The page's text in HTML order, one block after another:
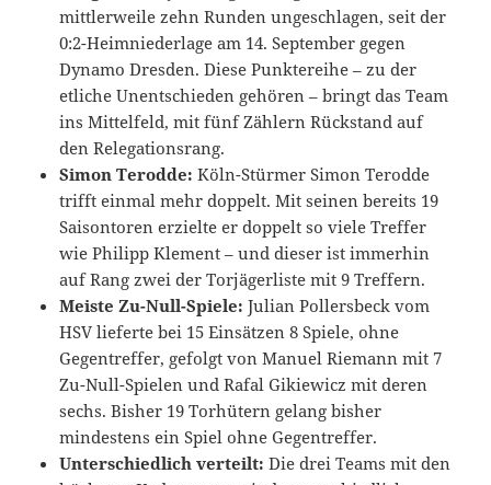
mittlerweile zehn Runden ungeschlagen, seit der
0:2-Heimniederlage am 14. September gegen
Dynamo Dresden. Diese Punktereihe – zu der
etliche Unentschieden gehören – bringt das Team
ins Mittelfeld, mit fünf Zählern Rückstand auf
den Relegationsrang.
Simon Terodde:Köln-Stürmer Simon Terodde
trifft einmal mehr doppelt. Mit seinen bereits 19
Saisontoren erzielte er doppelt so viele Treffer
wie Philipp Klement – und dieser ist immerhin
auf Rang zwei der Torjägerliste mit 9 Treffern.
Meiste Zu-Null-Spiele:Julian Pollersbeck vom
HSV lieferte bei 15 Einsätzen 8 Spiele, ohne
Gegentreffer, gefolgt von Manuel Riemann mit 7
Zu-Null-Spielen und Rafal Gikiewicz mit deren
sechs. Bisher 19 Torhütern gelang bisher
mindestens ein Spiel ohne Gegentreffer.
Unterschiedlich verteilt:Die drei Teams mit den